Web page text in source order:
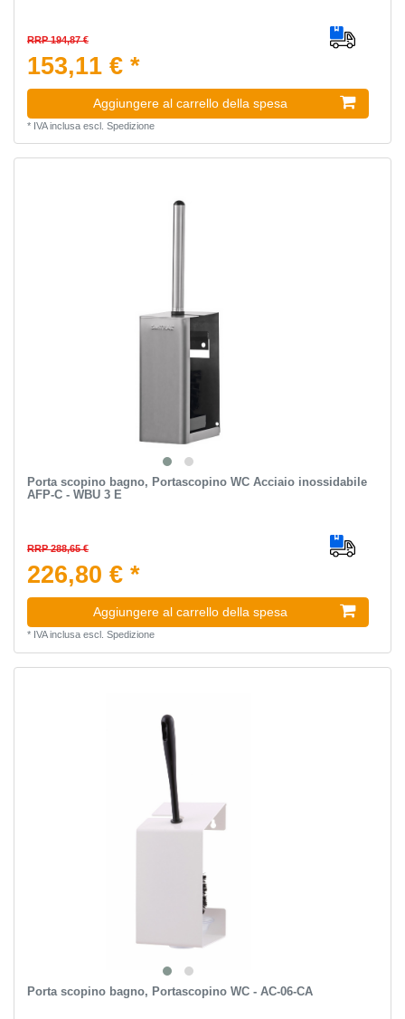
RRP 194,87 €
153,11 € *
Aggiungere al carrello della spesa
* IVA inclusaescl. Spedizione
Porta scopino bagno, Portascopino WC Acciaio inossidabile
AFP-C - WBU 3 E
RRP 288,65 €
226,80 € *
Aggiungere al carrello della spesa
* IVA inclusaescl. Spedizione
Porta scopino bagno, Portascopino WC - AC-06-CA